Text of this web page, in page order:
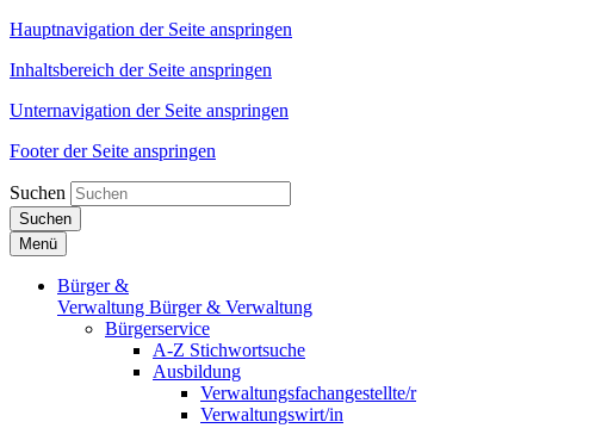
Hauptnavigation der Seite anspringen
Inhaltsbereich der Seite anspringen
Unternavigation der Seite anspringen
Footer der Seite anspringen
Suchen
Suchen
Menü
Bürger &
Verwaltung Bürger & Verwaltung
Bürgerservice
A-Z Stichwortsuche
Ausbildung
Verwaltungsfachangestellte/r
Verwaltungswirt/in